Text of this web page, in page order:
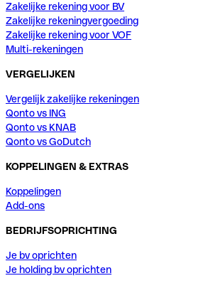
Zakelijke rekening voor BV
Zakelijke rekeningvergoeding
Zakelijke rekening voor VOF
Multi-rekeningen
VERGELIJKEN
Vergelijk zakelijke rekeningen
Qonto vs ING
Qonto vs KNAB
Qonto vs GoDutch
KOPPELINGEN & EXTRAS
Koppelingen
Add-ons
BEDRIJFSOPRICHTING
Je bv oprichten
Je holding bv oprichten